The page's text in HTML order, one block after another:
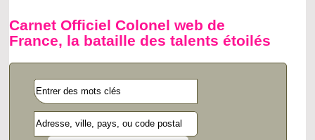
Carnet Officiel Colonel web de
France, la bataille des talents étoilés